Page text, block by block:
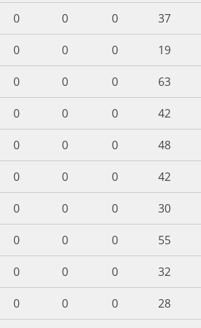
0 0 0
37
0 0 0
19
0 0 0
63
0 0 0
42
0 0 0
48
0 0 0
42
0 0 0
30
0 0 0
55
0 0 0
32
0 0 0
28